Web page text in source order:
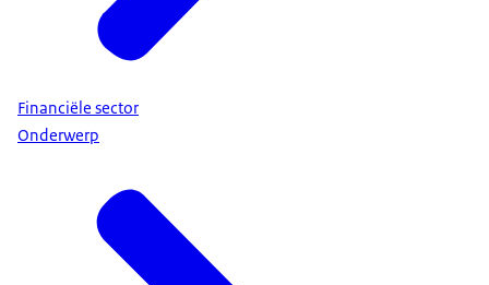
Financiële sector
Onderwerp